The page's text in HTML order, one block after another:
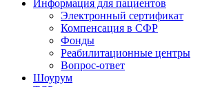
Информация для пациентов
Электронный сертификат
Компенсация в СФР
Фонды
Реабилитационные центры
Вопрос-ответ
Шоурум